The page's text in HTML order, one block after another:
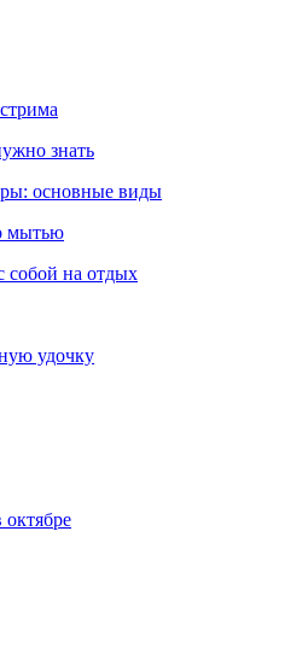
знать
основные виды
мытью
собой на отдых
удочку